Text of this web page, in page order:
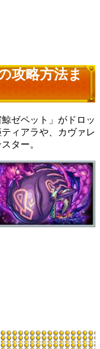
攻略方法ま
ゼペット」がドロッ
ィアラや、カヴァレ
ター。